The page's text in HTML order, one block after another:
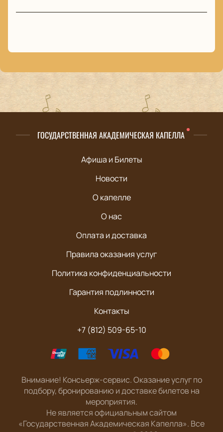
ГОСУДАРСТВЕННАЯ АКАДЕМИЧЕСКАЯ КАПЕЛЛА
Афиша и Билеты
Новости
О капелле
О нас
Оплата и доставка
Правила оказания услуг
Политика конфиденциальности
Гарантия подлинности
Контакты
+7 (812) 509-65-10
Внимание! Консьерж-сервис. Оказание услуг по
подбору, бронированию и доставке билетов на
мероприятия.
Не является официальным сайтом
«Государственная Академическая Капелла». Все